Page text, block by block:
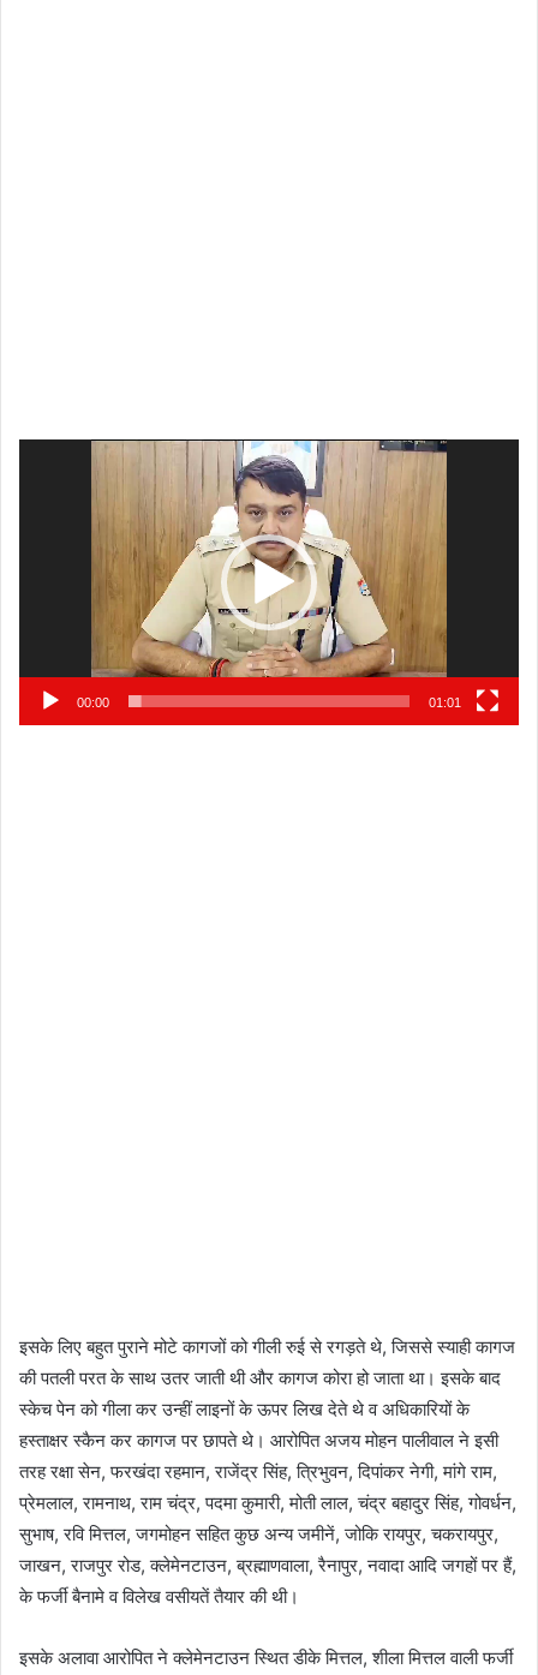
00:00 01:01
इसके लिए बहुत पुराने मोटे कागजों को गीली रुई से रगड़ते थे, जिससे स्याही कागज
की पतली परत के साथ उतर जाती थी और कागज कोरा हो जाता था। इसके बाद
स्केच पेन को गीला कर उन्हीं लाइनों के ऊपर लिख देते थे व अधिकारियों के
हस्ताक्षर स्कैन कर कागज पर छापते थे। आरोपित अजय मोहन पालीवाल ने इसी
तरह रक्षा सेन, फरखंदा रहमान, राजेंद्र सिंह, त्रिभुवन, दिपांकर नेगी, मांगे राम,
प्रेमलाल, रामनाथ, राम चंद्र, पदमा कुमारी, मोती लाल, चंद्र बहादुर सिंह, गोवर्धन,
सुभाष, रवि मित्तल, जगमोहन सहित कुछ अन्य जमीनें, जोकि रायपुर, चकरायपुर,
जाखन, राजपुर रोड, क्लेमेनटाउन, ब्रह्माणवाला, रैनापुर, नवादा आदि जगहों पर हैं,
के फर्जी बैनामे व विलेख वसीयतें तैयार की थी।
इसके अलावा आरोपित ने क्लेमेनटाउन स्थित डीके मित्तल, शीला मित्तल वाली फर्जी